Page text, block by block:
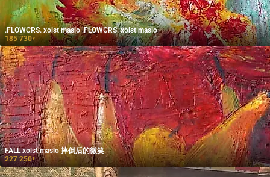
.FLOWCRS. xolst maslo .FLOWCRS. xolst maslo
185 730₽
FALL xolst maslo 摔倒后的微笑
227 250₽